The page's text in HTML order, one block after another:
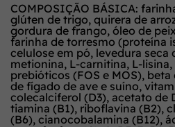
COMPOSIÇÃO BÁSICA:
glúten de trigo, quirera de
gordura de frango, óleo de
farinha de torresmo (proteína
celulose em pó, levedura seca
metionina, L-carnitina, L-
prebióticos (FOS e MOS),
de fígado de ave e suíno,
colecalciferol (D3), acetato de
tiamina (B1), riboflavina (B2),
(B6), cianocobalamina (B12),